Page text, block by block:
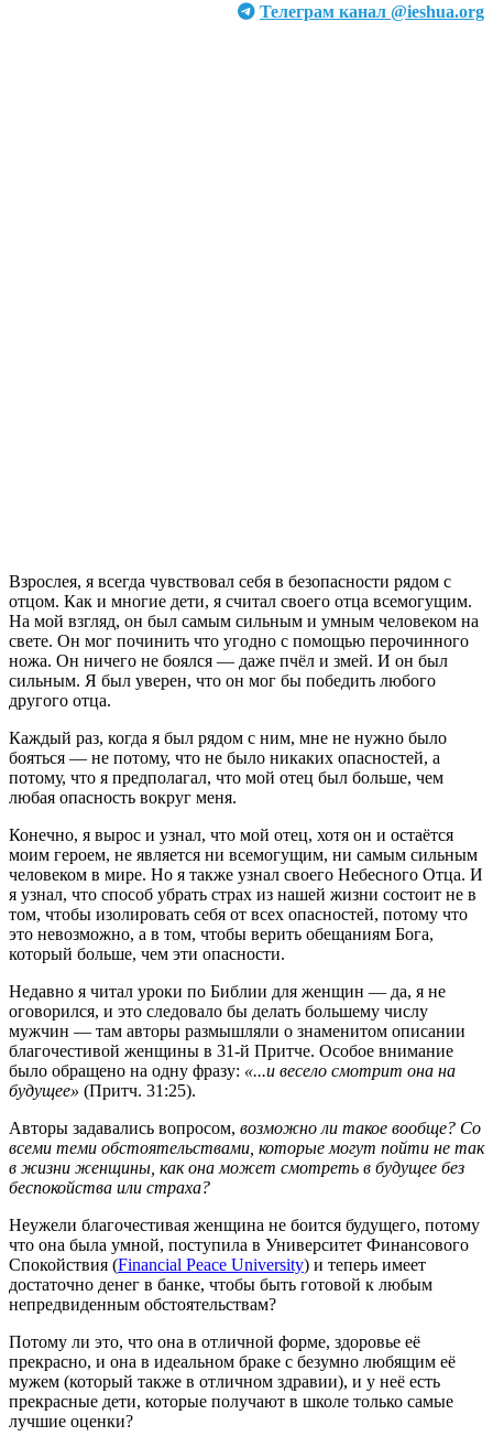
Телеграм канал @ieshua.org
Взрослея, я всегда чувствовал себя в безопасности рядом с
отцом. Как и многие дети, я считал своего отца всемогущим.
На мой взгляд, он был самым сильным и умным человеком на
свете. Он мог починить что угодно с помощью перочинного
ножа. Он ничего не боялся — даже пчёл и змей. И он был
сильным. Я был уверен, что он мог бы победить любого
другого отца.
Каждый раз, когда я был рядом с ним, мне не нужно было
бояться — не потому, что не было никаких опасностей, а
потому, что я предполагал, что мой отец был больше, чем
любая опасность вокруг меня.
Конечно, я вырос и узнал, что мой отец, хотя он и остаётся
моим героем, не является ни всемогущим, ни самым сильным
человеком в мире. Но я также узнал своего Небесного Отца. И
я узнал, что способ убрать страх из нашей жизни состоит не в
том, чтобы изолировать себя от всех опасностей, потому что
это невозможно, а в том, чтобы верить обещаниям Бога,
который больше, чем эти опасности.
Недавно я читал уроки по Библии для женщин — да, я не
оговорился, и это следовало бы делать большему числу
мужчин — там авторы размышляли о знаменитом описании
благочестивой женщины в 31-й Притче. Особое внимание
было обращено на одну фразу: «...и весело смотрит она на
будущее» (Притч. 31:25).
Авторы задавались вопросом, возможно ли такое вообще? Со
всеми теми обстоятельствами, которые могут пойти не так
в жизни женщины, как она может смотреть в будущее без
беспокойства или страха?
Неужели благочестивая женщина не боится будущего, потому
что она была умной, поступила в Университет Финансового
Спокойствия (Financial Peace University) и теперь имеет
достаточно денег в банке, чтобы быть готовой к любым
непредвиденным обстоятельствам?
Потому ли это, что она в отличной форме, здоровье её
прекрасно, и она в идеальном браке с безумно любящим её
мужем (который также в отличном здравии), и у неё есть
прекрасные дети, которые получают в школе только самые
лучшие оценки?